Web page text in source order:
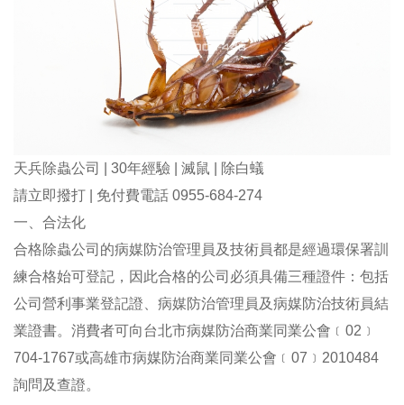
天兵除蟲公司 | 30年經驗 | 滅鼠 | 除白蟻
請立即撥打 | 免付費電話 0955-684-274
一、合法化
合格除蟲公司的病媒防治管理員及技術員都是經過環保署訓
練合格始可登記，因此合格的公司必須具備三種證件：包括
公司營利事業登記證、病媒防治管理員及病媒防治技術員結
業證書。消費者可向台北市病媒防治商業同業公會﹝02﹞
704-1767或高雄市病媒防治商業同業公會﹝07﹞2010484
詢問及查證。